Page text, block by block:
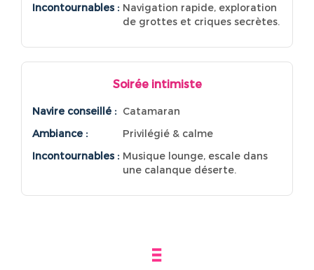
Incontournables : Navigation rapide, exploration
de grottes et criques secrètes.
Soirée intimiste
Navire conseillé : Catamaran
Ambiance :
Privilégié & calme
Incontournables : Musique lounge, escale dans
une calanque déserte.